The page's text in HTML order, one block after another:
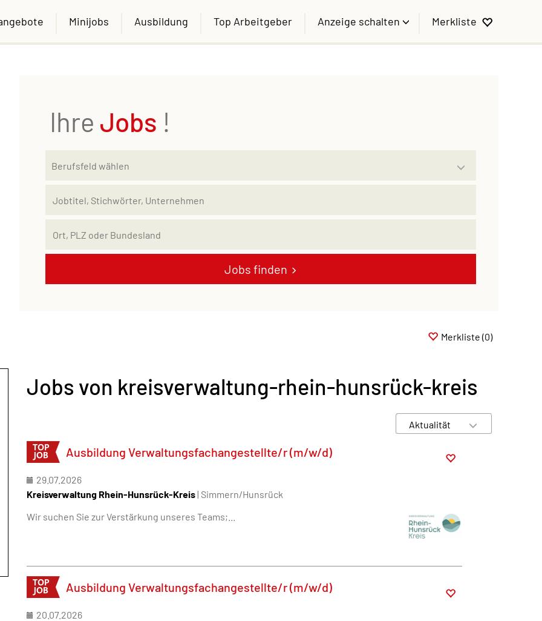
Minijobs Ausbildung Top Arbeitgeber Anzeige schalten Merkliste
Ihre Jobs !
Jobs finden
Merkliste (0)
Jobs von kreisverwaltung-rhein-hunsrück-kreis
Ausbildung Verwaltungsfachangestellte/r (m/w/d)
29.07.2026
Kreisverwaltung Rhein-Hunsrück-Kreis| Simmern/Hunsrück
Wir suchen Sie zur Verstärkung unseres Teams;...
Ausbildung Verwaltungsfachangestellte/r (m/w/d)
20.07.2026